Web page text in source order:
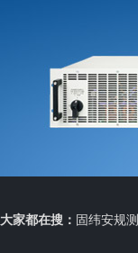
大家都在搜： 固纬安规